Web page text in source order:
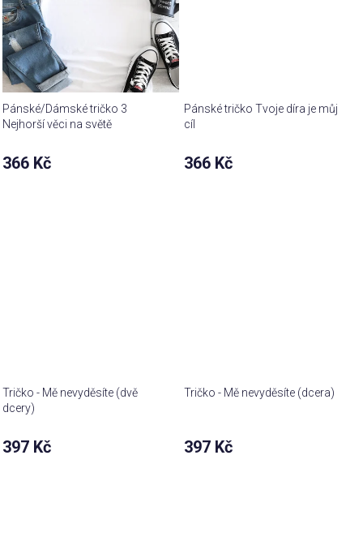
Pánské/Dámské tričko 3
Nejhorší věci na světě
366 Kč
Pánské tričko Tvoje díra je můj
cíl
366 Kč
Tričko - Mě nevyděsíte (dvě
dcery)
397 Kč
Tričko - Mě nevyděsíte (dcera)
397 Kč